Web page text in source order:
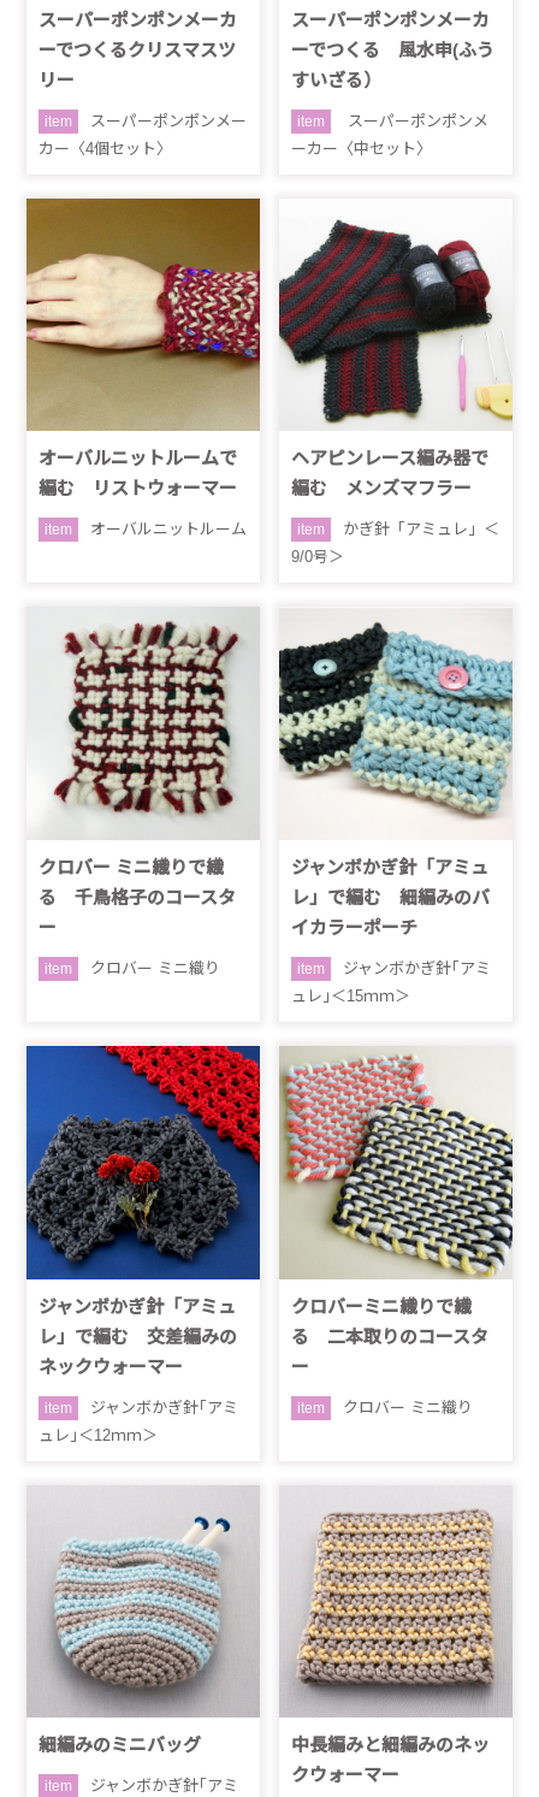
スーパーポンポンメーカ
ーでつくるクリスマスツ
リー
item
スーパーポンポンメー
カー〈4個セット〉
スーパーポンポンメーカ
ーでつくる 風水申(ふう
すいざる）
item
スーパーポンポンメ
ーカー〈中セット〉
オーバルニットルームで
編む リストウォーマー
item オーバルニットルーム
ヘアピンレース編み器で
編む メンズマフラー
item
かぎ針「アミュレ」＜
9/0号＞
クロバー ミニ織りで織
る 千鳥格子のコースタ
ー
item クロバー ミニ織り
ジャンボかぎ針「アミュ
レ」で編む 細編みのバ
イカラーポーチ
item
ジャンボかぎ針｢アミ
ュレ｣＜15ｍｍ＞
ジャンボかぎ針「アミュ
レ」で編む 交差編みの
ネックウォーマー
item
ジャンボかぎ針｢アミ
ュレ｣＜12ｍｍ＞
クロバーミニ織りで織
る 二本取りのコースタ
ー
item クロバー ミニ織り
細編みのミニバッグ
item
ジャンボかぎ針｢アミ
中長編みと細編みのネッ
クウォーマー